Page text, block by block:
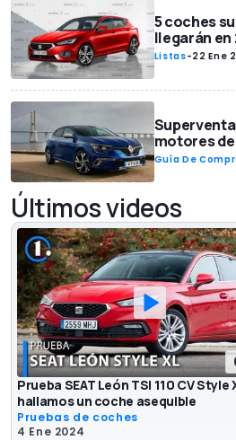
5 coches
llegarán en
Listas-22 Ene
motores
Guía De
Últimos videos
Prueba SEAT León TSI 110 CV Style
hallamos un coche asequible
Pruebas de coches
4 Ene 2024